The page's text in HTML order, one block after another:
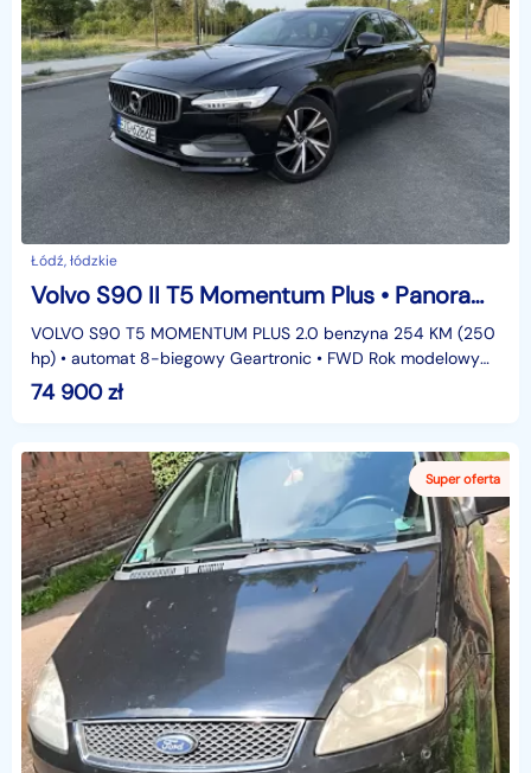
Łódź, łódzkie
Volvo S90 II T5 Momentum Plus • Panorama • Kamera 360 • Pilot Assist
VOLVO S90 T5 MOMENTUM PLUS 2.0 benzyna 254 KM (250
hp) • automat 8-biegowy Geartronic • FWD Rok modelowy
2018 (produkcja 08/2017) • Onyx Black Metallic • przebi
74 900zł